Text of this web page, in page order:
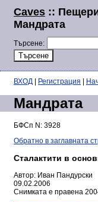
Caves ::
Мандрата
Търсене:
ВХОД Регистрация
Мандрата
БФСп N: 3928
Обратно в заглавната
Сталактити в
Автор: Иван Пандурски
09.02.2006
Снимката е правена